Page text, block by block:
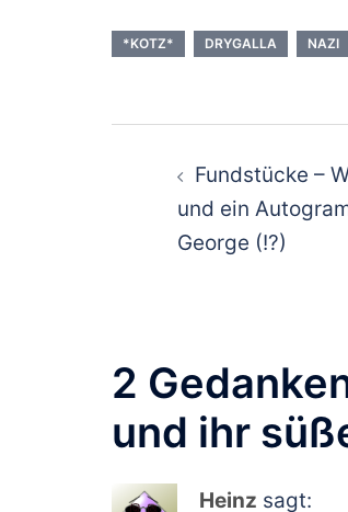
*KOTZ* DRYGALLA NAZI
Fundstücke –
und ein
George (!?)
2
und ihr
Heinz sagt: